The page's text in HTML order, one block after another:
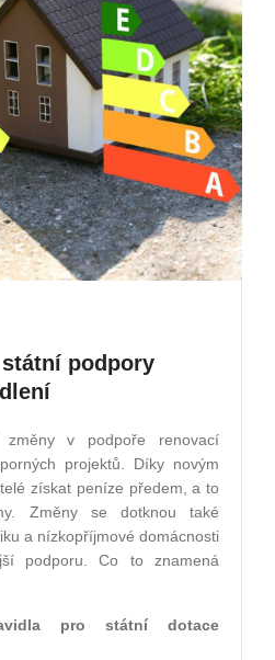
podpory
v podpoře renovací
projektů. Díky novým
získat peníze předem, a to
Změny se dotknou také
a nízkopříjmové domácnosti
podporu. Co to znamená
pro státní dotace